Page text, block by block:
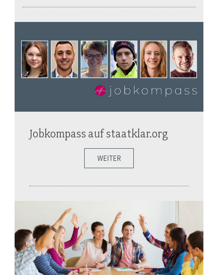
Jobkompass auf staatklar.org
WEITER